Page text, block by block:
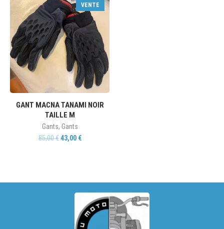
VENTE
GANT MACNA TANAMI NOIR
TAILLE M
Gants, Gants
85,00€ 43,00 €